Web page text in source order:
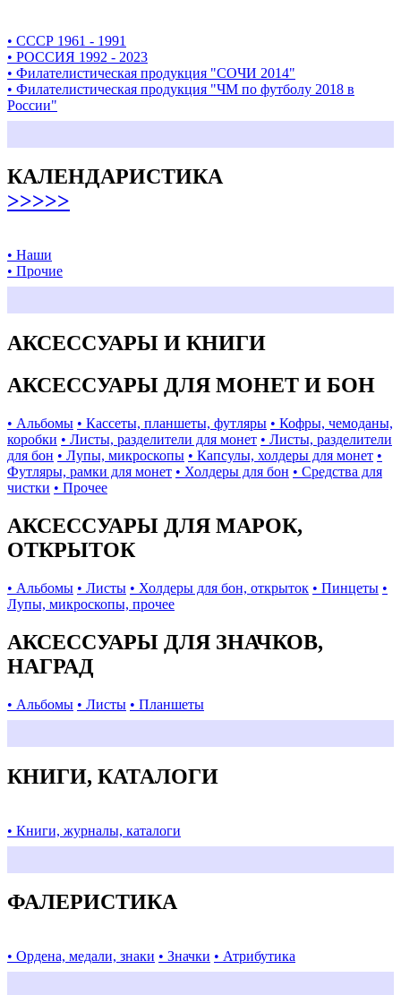
• СССР 1961 - 1991
• РОССИЯ 1992 - 2023
• Филателистическая продукция "СОЧИ 2014"
• Филателистическая продукция "ЧМ по футболу 2018 в
России"
КАЛЕНДАРИСТИКА
>>>>>
• Наши
• Прочие
АКСЕССУАРЫ И КНИГИ
АКСЕССУАРЫ ДЛЯ МОНЕТ И БОН
• Альбомы • Кассеты, планшеты, футляры • Кофры, чемоданы,
коробки • Листы, разделители для монет • Листы, разделители
для бон • Лупы, микроскопы • Капсулы, холдеры для монет •
Футляры, рамки для монет • Холдеры для бон • Средства для
чистки • Прочее
АКСЕССУАРЫ ДЛЯ МАРОК,
ОТКРЫТОК
• Альбомы • Листы • Холдеры для бон, открыток • Пинцеты •
Лупы, микроскопы, прочее
АКСЕССУАРЫ ДЛЯ ЗНАЧКОВ,
НАГРАД
• Альбомы • Листы • Планшеты
КНИГИ, КАТАЛОГИ
• Книги, журналы, каталоги
ФАЛЕРИСТИКА
• Ордена, медали, знаки • Значки • Атрибутика